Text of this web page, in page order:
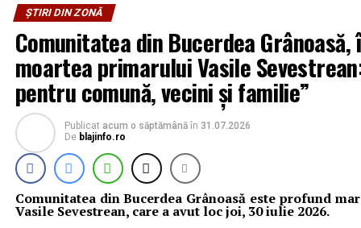
ȘTIRI DIN ZONĂ
Comunitatea din Bucerdea
moartea primarului Vasile
pentru comună, vecini și familie”
Publicat acum o săptămână în 31.07.2026
De blajinfo.ro
Comunitatea din Bucerdea Grânoasă este profund
Vasile Sevestrean, care a avut loc joi, 30 iulie 2026.